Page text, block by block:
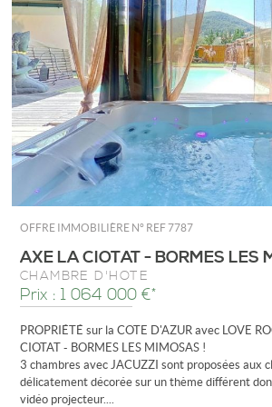
OFFRE IMMOBILIÈRE N° REF 7787
AXE LA CIOTAT - BORMES LES
CHAMBRE D'HÔTE
Prix : 1 064 000 €*
PROPRIÉTÉ sur la COTE D'AZUR avec LOVE
CIOTAT - BORMES LES MIMOSAS !
3 chambres avec JACUZZI sont proposées aux
délicatement décorée sur un thème différent
vidéo projecteur....